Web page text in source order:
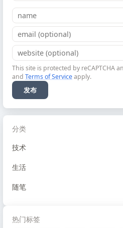
分类
技术
生活
随笔
热门标签
This site is protected by reCAPTCHA
and Terms of Serviceapply.
发布